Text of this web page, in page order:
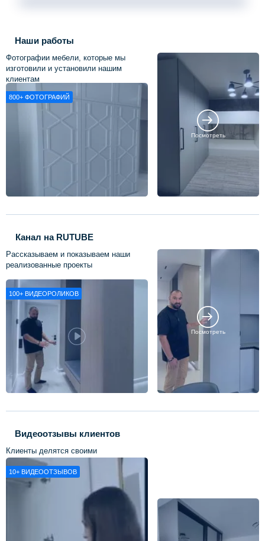
Наши работы
Фотографии мебели, которые мы
изготовили и установили нашим
клиентам
800+ ФОТОГРАФИЙ
Посмотреть
Канал на RUTUBE
Рассказываем и показываем наши
реализованные проекты
100+ ВИДЕОРОЛИКОВ
Посмотреть
Видеоотзывы клиентов
Клиенты делятся своими
впечатлениями о нашей работе
10+ ВИДЕООТЗЫВОВ